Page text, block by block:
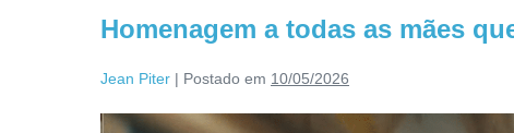
Homenagem a todas as mães
Jean Piter | Postado em 10/05/2026